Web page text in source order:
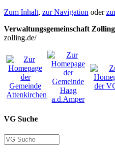
Zum Inhalt, zur Navigation oder
Verwaltungsgemeinschaft Zolling
zolling.de/
VG Suche